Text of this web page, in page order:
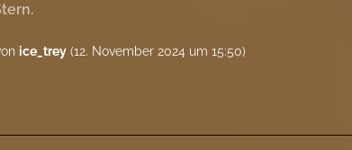
ice_trey (12. November 2024 um 15:50)